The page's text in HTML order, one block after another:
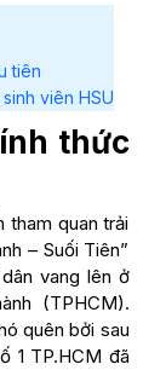
tiên
viên HSU
thức
tham quan trải
– Suối Tiên”
vang lên ở
(TPHCM).
quên bởi sau
1 TP.HCM đã